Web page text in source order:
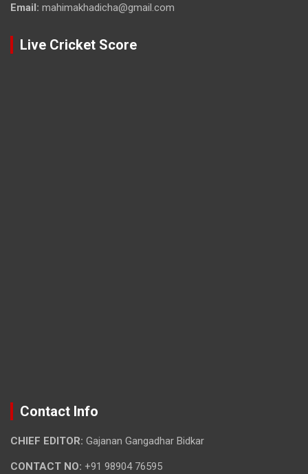
Email: mahimakhadicha@gmail.com
Live Cricket Score
Contact Info
CHIEF EDITOR: Gajanan Gangadhar Bidkar
CONTACT NO: +91 98904 76595